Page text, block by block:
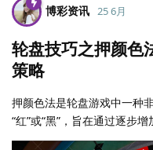
博彩资讯 25 6月
轮盘技巧之押颜色
策略
押颜色法是轮盘游戏中一种
“红”或“黑”，旨在通过逐步